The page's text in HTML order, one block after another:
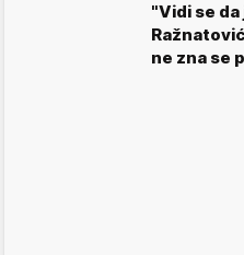
"Vidi se
ne zna se